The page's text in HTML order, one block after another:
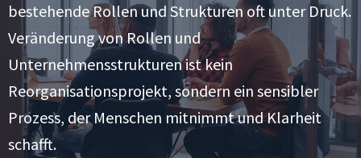
bestehende Rollen und Strukturen oft unter Druck.
Veränderung von Rollen und
Unternehmensstrukturen ist kein
Reorganisationsprojekt, sondern ein sensibler
Prozess, der Menschen mitnimmt und Klarheit
schafft.